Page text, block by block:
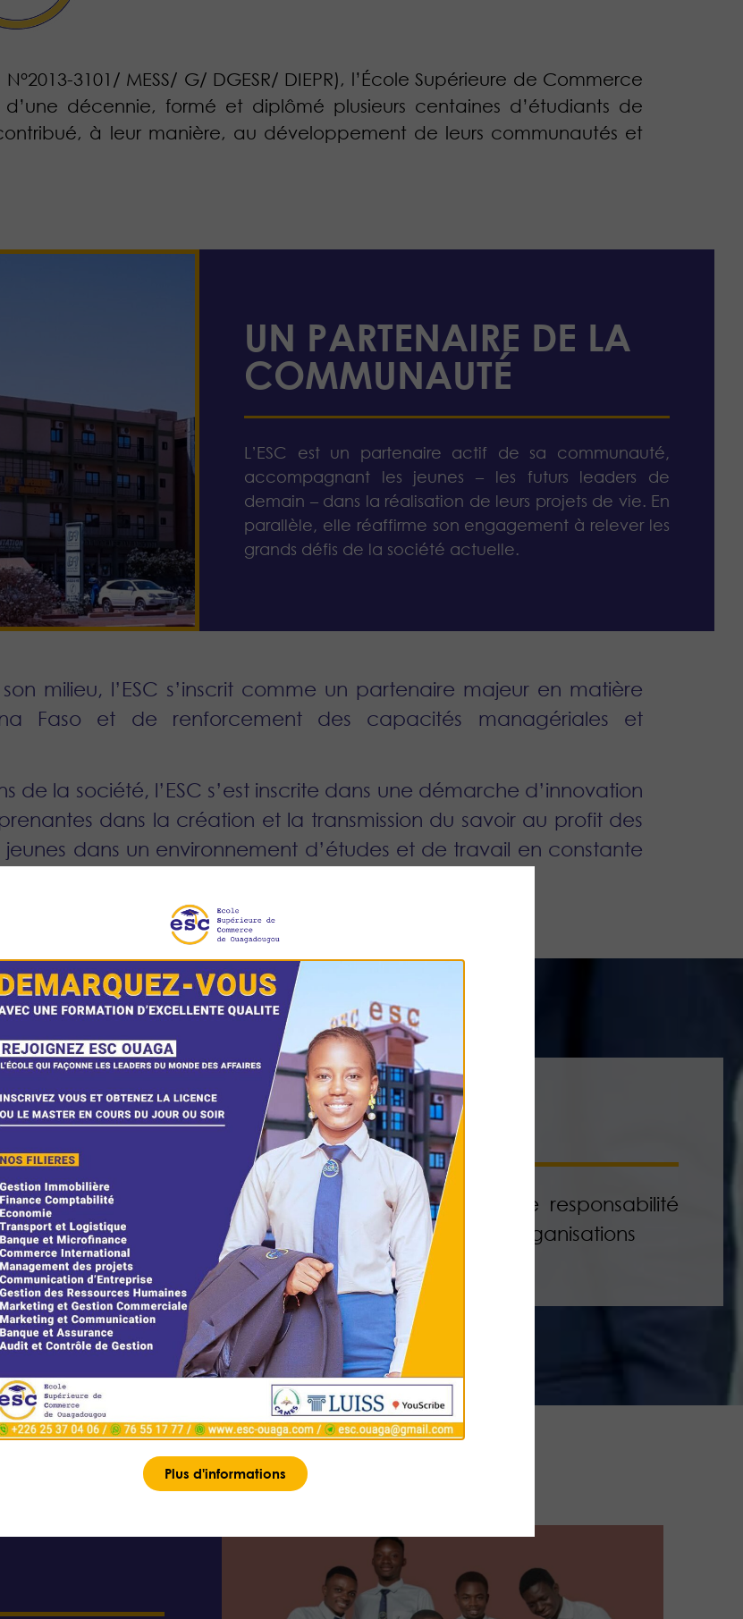
3101/ MESS/ G/ DGESR/ DIEPR), l’École Supérieure de Commerce
décennie, formé et diplômé plusieurs centaines d’étudiants de
à leur manière, au développement de leurs communautés et
UN PARTENAIRE DE LA
COMMUNAUTÉ
L’ESC est un partenaire actif de sa communauté,
accompagnant les jeunes – les futurs leaders de
demain – dans la réalisation de leurs projets de vie. En
parallèle, elle réaffirme son engagement à relever les
grands défis de la société actuelle.
milieu, l’ESC s’inscrit comme un partenaire majeur en matière
Faso et de renforcement des capacités managériales et
de la société, l’ESC s’est inscrite dans une démarche d’innovation
dans la création et la transmission du savoir au profit des
dans un environnement d’études et de travail en constante
NOTRE MISSION
des professionnels aptes à occuper des postes de responsabilité
aux changements au sein des entreprises et des organisations
Plus d'informations